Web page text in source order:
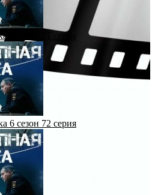
6 сезон 71 серия
6 сезон 72 серия